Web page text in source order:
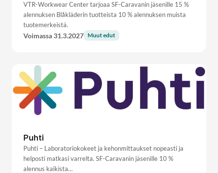
VTR-Workwear Center tarjoaa SF-Caravanin jäsenille 15 %
alennuksen Blåkläderin tuotteista 10 % alennuksen muista
tuotemerkeistä.
Voimassa 31.3.2027 Muut edut
Puhti
Puhti – Laboratoriokokeet ja kehonmittaukset nopeasti ja
helposti matkasi varrelta. SF-Caravanin jäsenille 10 %
alennus kaikista…